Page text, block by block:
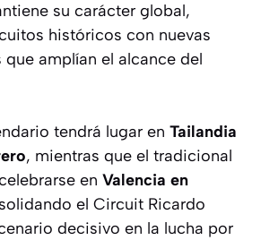
su carácter global,
históricos con nuevas
amplían el alcance del
tendrá lugar en Tailandia
, mientras que el tradicional
en Valencia en
el Circuit Ricardo
decisivo en la lucha por